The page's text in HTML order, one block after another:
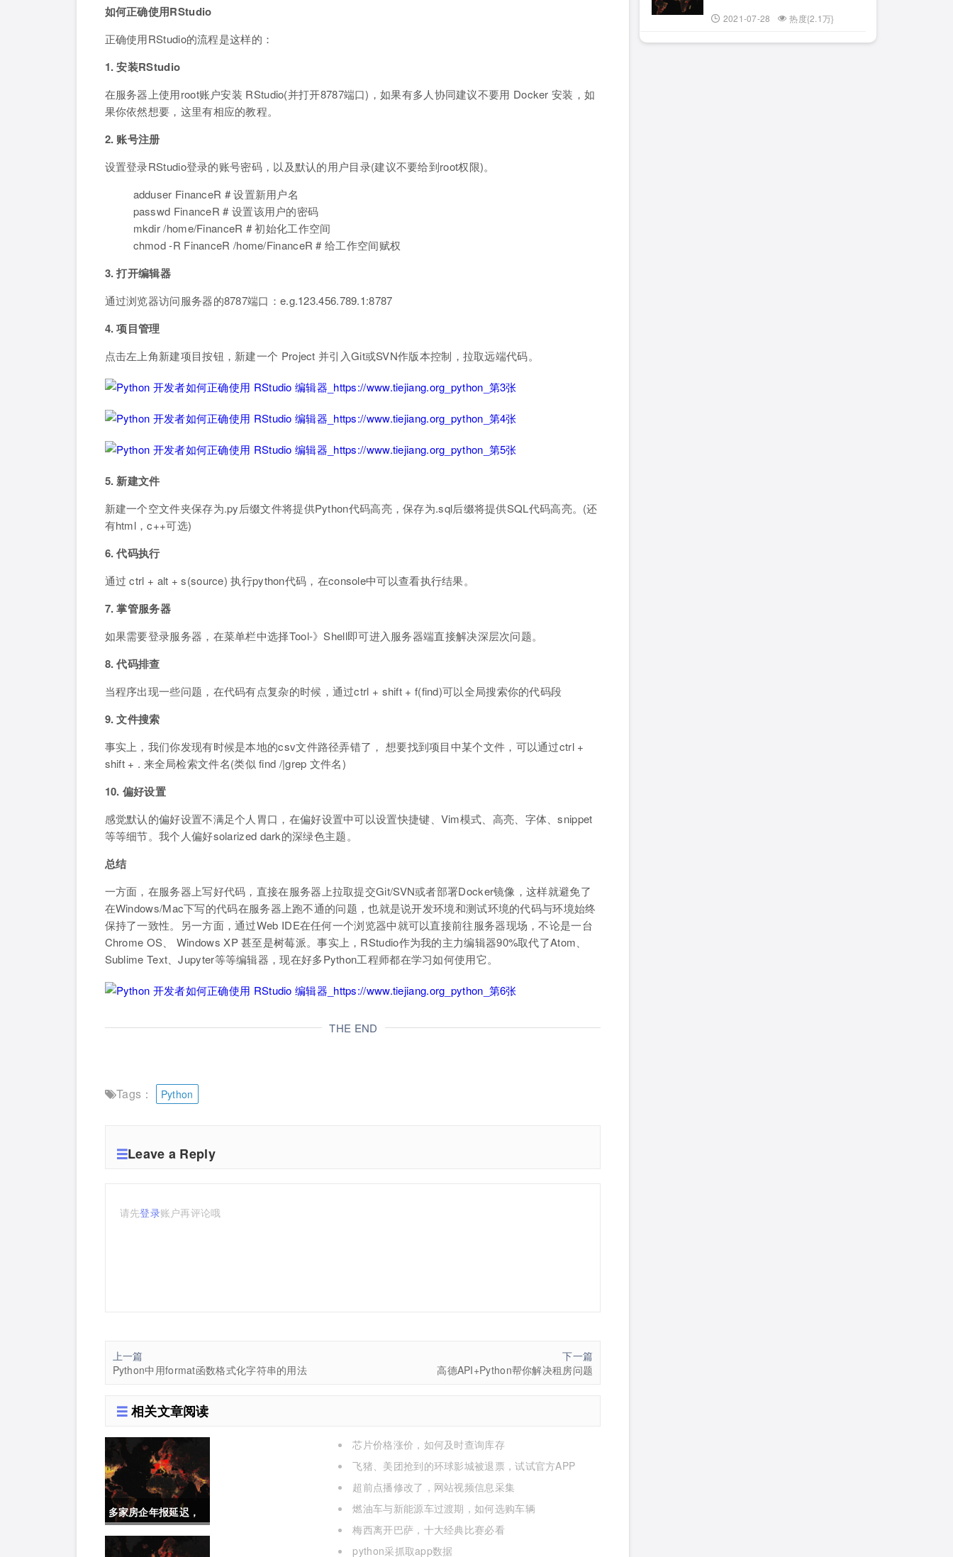
如何正确使用RStudio
正确使用RStudio的流程是这样的：
1. 安装RStudio
在服务器上使用root账户安装 RStudio(并打开8787端口)，如果有多人协同建议不要用 Docker 安装，如
果你依然想要，这里有相应的教程。
2. 账号注册
设置登录RStudio登录的账号密码，以及默认的用户目录(建议不要给到root权限)。
adduser FinanceR # 设置新用户名
passwd FinanceR # 设置该用户的密码
mkdir /home/FinanceR # 初始化工作空间
chmod -R FinanceR /home/FinanceR # 给工作空间赋权
3. 打开编辑器
通过浏览器访问服务器的8787端口：e.g.123.456.789.1:8787
4. 项目管理
点击左上角新建项目按钮，新建一个 Project 并引入Git或SVN作版本控制，拉取远端代码。
5. 新建文件
新建一个空文件夹保存为.py后缀文件将提供Python代码高亮，保存为.sql后缀将提供SQL代码高亮。(还
有html，c++可选)
6. 代码执行
通过 ctrl + alt + s(source) 执行python代码，在console中可以查看执行结果。
7. 掌管服务器
如果需要登录服务器，在菜单栏中选择Tool-》Shell即可进入服务器端直接解决深层次问题。
8. 代码排查
当程序出现一些问题，在代码有点复杂的时候，通过ctrl + shift + f(find)可以全局搜索你的代码段
9. 文件搜索
事实上，我们你发现有时候是本地的csv文件路径弄错了， 想要找到项目中某个文件，可以通过ctrl +
shift + . 来全局检索文件名(类似 find /|grep 文件名)
10. 偏好设置
感觉默认的偏好设置不满足个人胃口，在偏好设置中可以设置快捷键、Vim模式、高亮、字体、snippet
等等细节。我个人偏好solarized dark的深绿色主题。
总结
一方面，在服务器上写好代码，直接在服务器上拉取提交Git/SVN或者部署Docker镜像，这样就避免了
在Windows/Mac下写的代码在服务器上跑不通的问题，也就是说开发环境和测试环境的代码与环境始终
保持了一致性。另一方面，通过Web IDE在任何一个浏览器中就可以直接前往服务器现场，不论是一台
Chrome OS、 Windows XP 甚至是树莓派。事实上，RStudio作为我的主力编辑器90%取代了Atom、
Sublime Text、Jupyter等等编辑器，现在好多Python工程师都在学习如何使用它。
THE END
Tags： Python
Leave a Reply
请先登录账户再评论哦
上一篇
Python中用format函数格式化字符串的用法
下一篇
高德API+Python帮你解决租房问题
相关文章阅读
多家房企年报延迟，
购房需要重点关注
芯片价格涨价，如何及时查询库存
飞猪、美团抢到的环球影城被退票，试试官方APP
超前点播修改了，网站视频信息采集
燃油车与新能源车过渡期，如何选购车辆
梅西离开巴萨，十大经典比赛必看
python采抓取app数据
2021-07-28 热度{2.1万}